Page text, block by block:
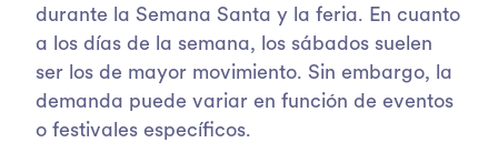
durante la Semana Santa y la feria. En cuanto
a los días de la semana, los sábados suelen
ser los de mayor movimiento. Sin embargo, la
demanda puede variar en función de eventos
o festivales específicos.